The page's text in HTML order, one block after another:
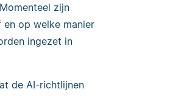
zijn
op welke manier
ingezet in
de AI-richtlijnen